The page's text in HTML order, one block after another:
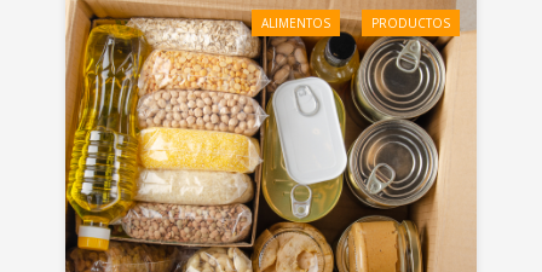
ALIMENTOS PRODUCTOS